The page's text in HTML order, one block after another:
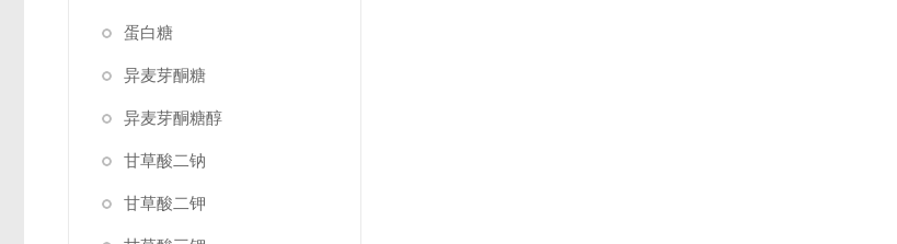
蛋白糖
异麦芽酮糖
异麦芽酮糖醇
甘草酸二钠
甘草酸二钾